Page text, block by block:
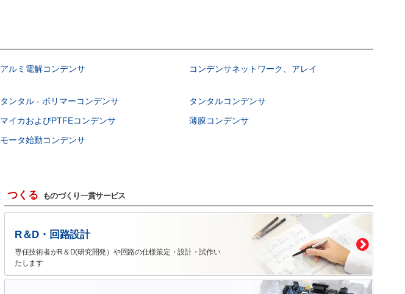
アルミ電解コンデンサ コンデンサネットワーク、アレイ
タンタル - ポリマーコンデンサ
タンタルコンデンサ
マイカおよびPTFEコンデンサ
薄膜コンデンサ
モータ始動コンデンサ
つくる ものづくり一貫サービス
R＆D・回路設計
専任技術者がR＆D(研究開発）や回路の仕様策定・設計・試作い
たします